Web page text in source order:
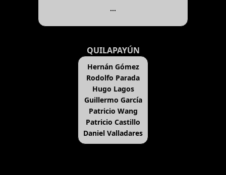
...
QUILAPAYÚN
Hernán Gómez
Rodolfo Parada
Hugo Lagos
Guillermo García
Patricio Wang
Patricio Castillo
Daniel Valladares